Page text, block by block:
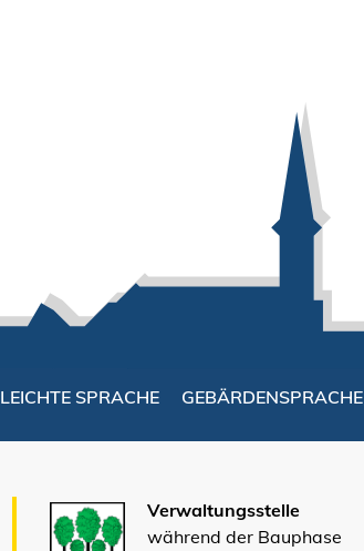
LEICHTE SPRACHE GEBÄRDENSPRACHE
Verwaltungsstelle
während der Bauphase